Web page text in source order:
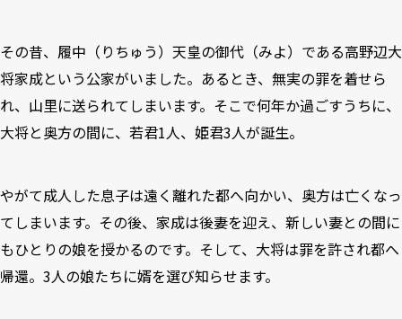
その昔、履中（りちゅう）天皇の御代（みよ）である高野辺大
将家成という公家がいました。あるとき、無実の罪を着せら
れ、山里に送られてしまいます。そこで何年か過ごすうちに、
大将と奥方の間に、若君1人、姫君3人が誕生。
やがて成人した息子は遠く離れた都へ向かい、奥方は亡くなっ
てしまいます。その後、家成は後妻を迎え、新しい妻との間に
もひとりの娘を授かるのです。そして、大将は罪を許され都へ
帰還。3人の娘たちに婿を選び知らせます。